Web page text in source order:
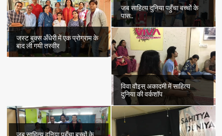
जस्ट बुक्स अँधेरी में एक प्रोग्राम के
बाद ली गयी तस्वीर
जब साहित्य दुनिया पहुँचा बच्चों के
पास..
विवा वौइस् अकादमी में साहित्य
दुनिया की वर्कशॉप